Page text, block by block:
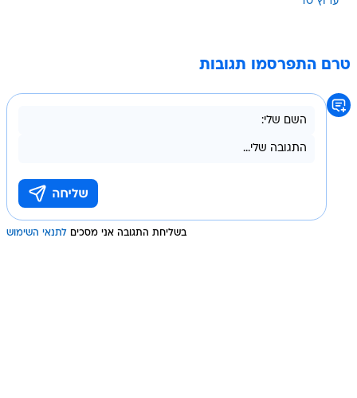
טרם התפרסמו תגובות
בשליחת התגובה אני מסכים לתנאי השימוש